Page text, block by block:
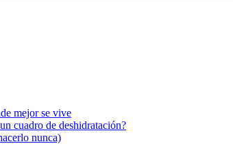
mejor se vive
cuadro de deshidratación?
nunca)